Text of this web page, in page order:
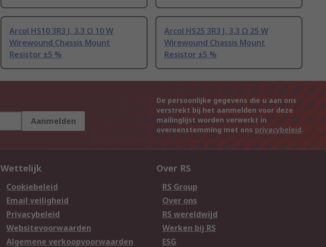
Arcol HS10 3R3 J, 3.3 Ω 10 W
Wirewound Chassis Mount
Resistor ±5 %
Arcol HS25 3R3 J, 3.3 Ω 25 W
Wirewound Chassis Mount
Resistor ±5 %
Aanmelden
De persoonlijke gegevens die u aan ons
verstrekt bij het aanmelden voor deze
mailinglijst worden verwerkt in
overeenstemming met ons privacybeleid.
Wettelijk
Cookiebeleid
Email veiligheid
Privacybeleid
Websitevoorwaarden
Algemene verkoopvoorwaarden
Over RS
RS Group
Over ons
RS wereldwijd
Werken bij RS
ESG